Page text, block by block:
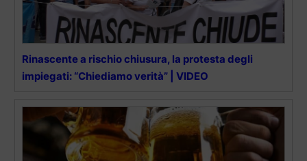
Rinascente a rischio chiusura, la protesta degli
impiegati: “Chiediamo verità” | VIDEO